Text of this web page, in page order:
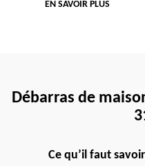
EN SAVOIR PLUS
Débarras de
Ce qu’il faut